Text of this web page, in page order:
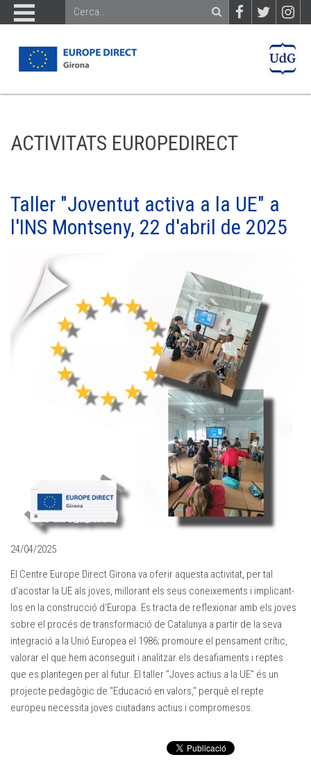
ACTIVITATS EUROPEDIRECT
Taller "Joventut activa a la UE" a
l'INS Montseny, 22 d'abril de 2025
24/04/2025
El Centre Europe Direct Girona va oferir aquesta activitat, per tal
d’acostar la UE als joves, millorant els seus coneixements i implicant-
los en la construcció d'Europa. Es tracta de reflexionar amb els joves
sobre el procés de transformació de Catalunya a partir de la seva
integració a la Unió Europea el 1986; promoure el pensament crític,
valorar el que hem aconseguit i analitzar els desafiaments i reptes
que es plantegen per al futur. El taller “Joves actius a la UE” és un
projecte pedagògic de "Educació en valors," perquè el repte
europeu necessita joves ciutadans actius i compromesos.